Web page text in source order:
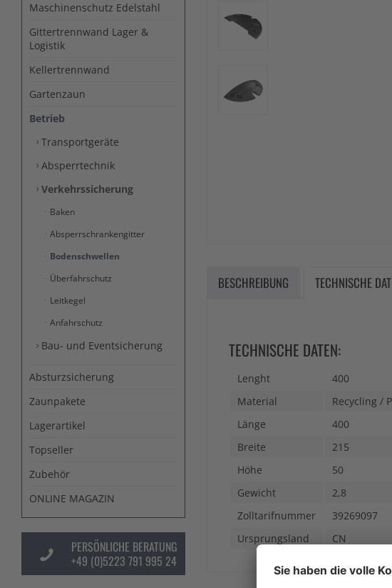
Maschinenschutz Edelstahl
Gittertrennwand Lager &
Logistik
Kellertrennwand
Gartenzaun
Betrieb
Transportgeräte
Absperrtechnik
Verkehrssicherung
Baken
Absperrschrankengitter
Bodenschwellen
Überfahrschutz
Leitkegel
Anfahrschutz
Bau- und Eventsicherung
Absturzsicherung
Zaunpakete
Lagerartikel
Topseller
Zubehör
ONLINE MAGAZIN
PERSÖNLICHE BERATUNG
+49 (0)5223 791 995 24
BESCHREIBUNG TECHNISCHE
TECHNISCHE DATEN:
Lenght
400
Material
Recycling /
Länge
400
Breite
215
Höhe
50
Gewicht
2,8
Zolltarifnummer
39269097
Ursprungsland
CN